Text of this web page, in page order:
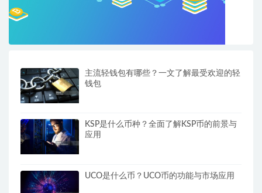
主流轻钱包有哪些？一文了解最受欢迎的轻
钱包
KSP是什么币种？全面了解KSP币的前景与
应用
UCO是什么币？UCO币的功能与市场应用